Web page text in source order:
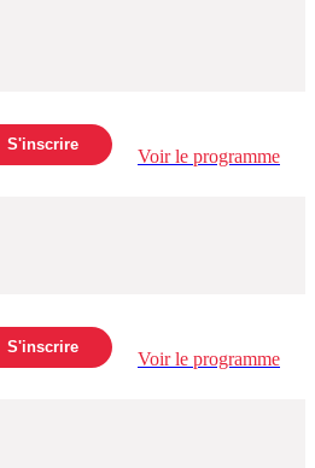
S'inscrire
Voir le programme
S'inscrire
Voir le programme